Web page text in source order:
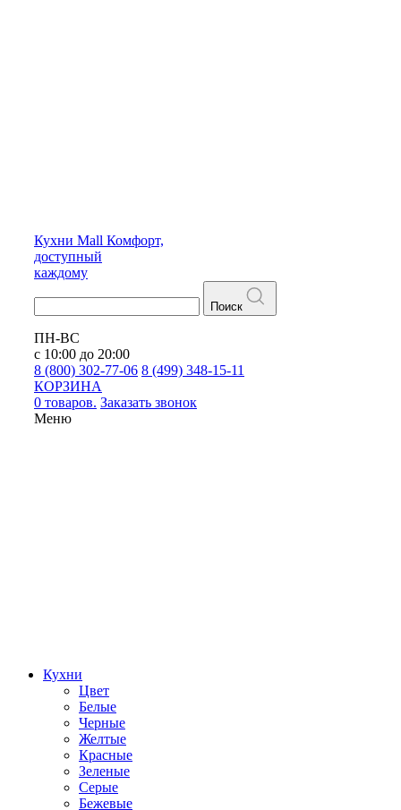
Кухни Mall Комфорт,
доступный
каждому
Поиск
ПН-ВС
с 10:00 до 20:00
8 (800) 302-77-06 8 (499) 348-15-11
КОРЗИНА
0 товаров. Заказать звонок
Меню
Кухни
Цвет
Белые
Черные
Желтые
Красные
Зеленые
Серые
Бежевые